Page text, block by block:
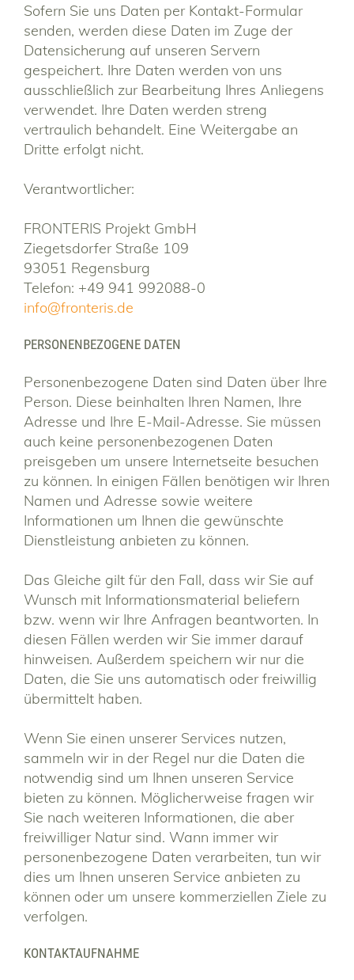
Sofern Sie uns Daten per Kontakt-Formular
senden, werden diese Daten im Zuge der
Datensicherung auf unseren Servern
gespeichert. Ihre Daten werden von uns
ausschließlich zur Bearbeitung Ihres Anliegens
verwendet. Ihre Daten werden streng
vertraulich behandelt. Eine Weitergabe an
Dritte erfolgt nicht.
Verantwortlicher:
FRONTERIS Projekt GmbH
Ziegetsdorfer Straße 109
93051 Regensburg
Telefon: +49 941 992088-0
info@fronteris.de
PERSONENBEZOGENE DATEN
Personenbezogene Daten sind Daten über Ihre
Person. Diese beinhalten Ihren Namen, Ihre
Adresse und Ihre E-Mail-Adresse. Sie müssen
auch keine personenbezogenen Daten
preisgeben um unsere Internetseite besuchen
zu können. In einigen Fällen benötigen wir Ihren
Namen und Adresse sowie weitere
Informationen um Ihnen die gewünschte
Dienstleistung anbieten zu können.
Das Gleiche gilt für den Fall, dass wir Sie auf
Wunsch mit Informationsmaterial beliefern
bzw. wenn wir Ihre Anfragen beantworten. In
diesen Fällen werden wir Sie immer darauf
hinweisen. Außerdem speichern wir nur die
Daten, die Sie uns automatisch oder freiwillig
übermittelt haben.
Wenn Sie einen unserer Services nutzen,
sammeln wir in der Regel nur die Daten die
notwendig sind um Ihnen unseren Service
bieten zu können. Möglicherweise fragen wir
Sie nach weiteren Informationen, die aber
freiwilliger Natur sind. Wann immer wir
personenbezogene Daten verarbeiten, tun wir
dies um Ihnen unseren Service anbieten zu
können oder um unsere kommerziellen Ziele zu
verfolgen.
KONTAKTAUFNAHME